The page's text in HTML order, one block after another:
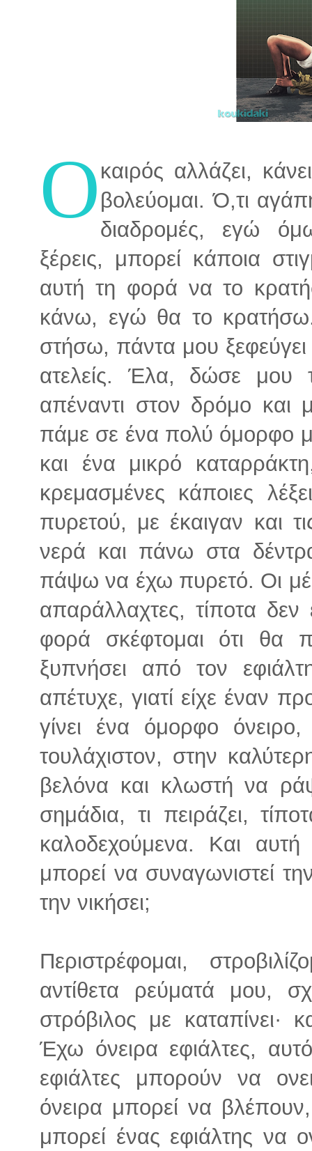
Ο καιρός αλλάζει,
βολεύομαι. Ό,τι
διαδρομές, εγώ
ξέρεις, μπορεί κάποια
αυτή τη φορά να το
κάνω, εγώ θα το
στήσω, πάντα μου ξεφεύγει
ατελείς. Έλα, δώσε
απέναντι στον δρόμο και
πάμε σε ένα πολύ όμορφο
και ένα μικρό
κρεμασμένες κάποιες
πυρετού, με έκαιγαν και
νερά και πάνω στα
πάψω να έχω πυρετό. Οι
απαράλλαχτες, τίποτα δεν
φορά σκέφτομαι ότι
ξυπνήσει από τον
απέτυχε, γιατί είχε έναν
γίνει ένα όμορφο
τουλάχιστον, στην
βελόνα και κλωστή να
σημάδια, τι πειράζει,
καλοδεχούμενα. Και
μπορεί να συναγωνιστεί
την νικήσει;
Περιστρέφομαι,
αντίθετα ρεύματά μου,
στρόβιλος με καταπίνει·
Έχω όνειρα εφιάλτες,
εφιάλτες μπορούν να
όνειρα μπορεί να βλέπουν,
μπορεί ένας εφιάλτης να